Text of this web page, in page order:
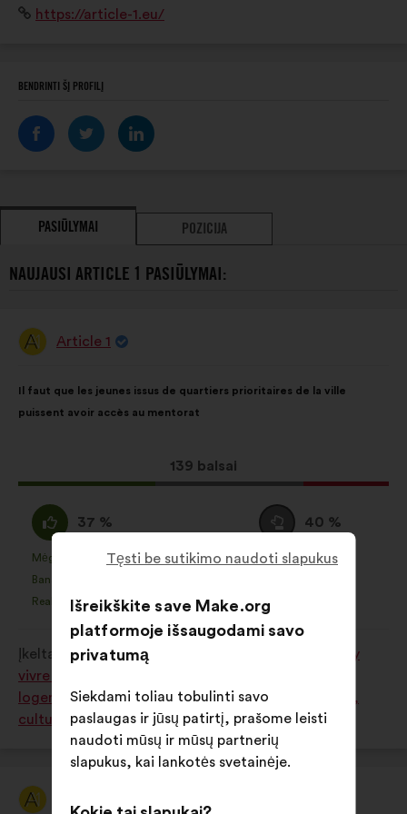
Présents sur l'ensemble du territoire français, y
Interneto
https://article-1.eu/
BENDRINTI ŠĮ PROFILĮ
PASIŪLYMAI POZICIJA
NAUJAUSI ARTICLE 1 PASIŪLYMAI:
Pasiūlymas:Article 1
turinys:
Il faut que les jeunes issus de quartiers prioritaires de la ville
puissent avoir accès au mentorat
Dėl
šio
gauta:
139 balsai
pasiskirstė
taip:
Pritariu
:
37 %
įvertintas
Mėgstamiausias
: 7
kartų
Banalus
:kartų
Realus
: 12
kartų
Susilaikau
:
40 %
Šis
įvertintas
taip:
Neturiu nuomonės
:kartų
Nedomina
:kartų
Įkelta į
Comment améliorer nos villes pour mieux y
vivre ensemble ? (solidarité, lien social, sécurité,
logement, transport accessibilité, environnement,
culture, sport)
Pasiūlymas:
Tęsti be sutikimo naudoti slapukus
Išreikškite save Make.org
platformoje išsaugodami savo
privatumą
Siekdami toliau tobulinti savo
paslaugas ir jūsų patirtį, prašome leisti
naudoti mūsų ir mūsų partnerių
slapukus, kai lankotės svetainėje.